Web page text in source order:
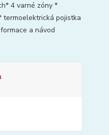
4 varné zóny *
termoelektrická pojistka
a návod